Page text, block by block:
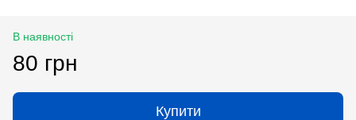
В наявності
80 грн
Купити